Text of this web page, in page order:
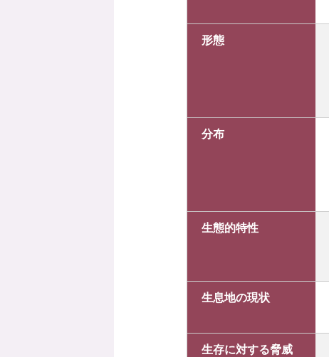
形態
分布
生態的特性
生息地の現状
生存に対する脅威